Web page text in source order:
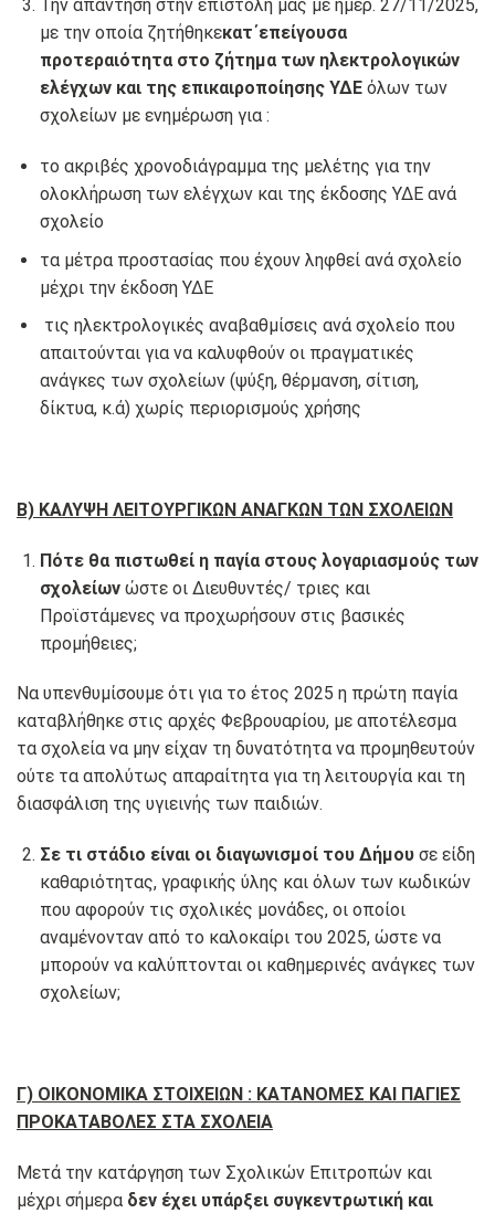
Την απάντηση στην επιστολή μας με ημερ. 27/11/2025,
με την οποία ζητήθηκεκατ΄επείγουσα
προτεραιότητα στο ζήτημα των ηλεκτρολογικών
ελέγχων και της επικαιροποίησης ΥΔΕόλων των
σχολείων με ενημέρωση για :
το ακριβές χρονοδιάγραμμα της μελέτης για την
ολοκλήρωση των ελέγχων και της έκδοσης ΥΔΕ ανά
σχολείο
τα μέτρα προστασίας που έχουν ληφθεί ανά σχολείο
μέχρι την έκδοση ΥΔΕ
τις ηλεκτρολογικές αναβαθμίσεις ανά σχολείο που
απαιτούνται για να καλυφθούν οι πραγματικές
ανάγκες των σχολείων (ψύξη, θέρμανση, σίτιση,
δίκτυα, κ.ά) χωρίς περιορισμούς χρήσης
Β) ΚΑΛΥΨΗ ΛΕΙΤΟΥΡΓΙΚΩΝ ΑΝΑΓΚΩΝ ΤΩΝ ΣΧΟΛΕΙΩΝ
Πότε θα πιστωθεί η παγία στους λογαριασμούς των
σχολείωνώστε οι Διευθυντές/ τριες και
Προϊστάμενες να προχωρήσουν στις βασικές
προμήθειες;
Να υπενθυμίσουμε ότι για το έτος 2025 η πρώτη παγία
καταβλήθηκε στις αρχές Φεβρουαρίου, με αποτέλεσμα
τα σχολεία να μην είχαν τη δυνατότητα να προμηθευτούν
ούτε τα απολύτως απαραίτητα για τη λειτουργία και τη
διασφάλιση της υγιεινής των παιδιών.
Σε τι στάδιο είναι οι διαγωνισμοί του Δήμου σε είδη
καθαριότητας, γραφικής ύλης και όλων των κωδικών
που αφορούν τις σχολικές μονάδες, οι οποίοι
αναμένονταν από το καλοκαίρι του 2025, ώστε να
μπορούν να καλύπτονται οι καθημερινές ανάγκες των
σχολείων;
Γ) ΟΙΚΟΝΟΜΙΚΑ ΣΤΟΙΧΕΙΩΝ : ΚΑΤΑΝΟΜΕΣ ΚΑΙ ΠΑΓΙΕΣ
ΠΡΟΚΑΤΑΒΟΛΕΣ ΣΤΑ ΣΧΟΛΕΙΑ
Μετά την κατάργηση των Σχολικών Επιτροπών και
μέχρι σήμερα δεν έχει υπάρξει συγκεντρωτική και